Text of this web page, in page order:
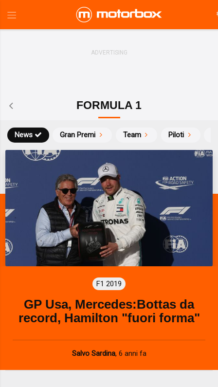
FORMULA 1
News Gran Premi Team Piloti
F1 2019
GP Usa, Mercedes:Bottas da
record, Hamilton "fuori forma"
Salvo Sardina, 6 anni fa